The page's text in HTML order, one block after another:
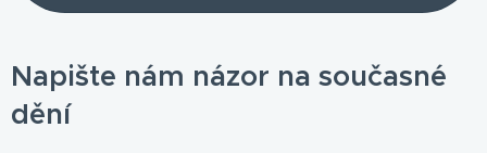
Napište nám názor na současné
dění